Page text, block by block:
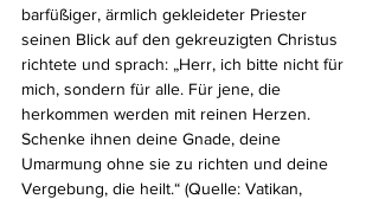
barfüßiger, ärmlich gekleideter Priester
seinen Blick auf den gekreuzigten Christus
richtete und sprach: „Herr, ich bitte nicht für
mich, sondern für alle. Für jene, die
herkommen werden mit reinen Herzen.
Schenke ihnen deine Gnade, deine
Umarmung ohne sie zu richten und deine
Vergebung, die heilt.“ (Quelle: Vatikan,